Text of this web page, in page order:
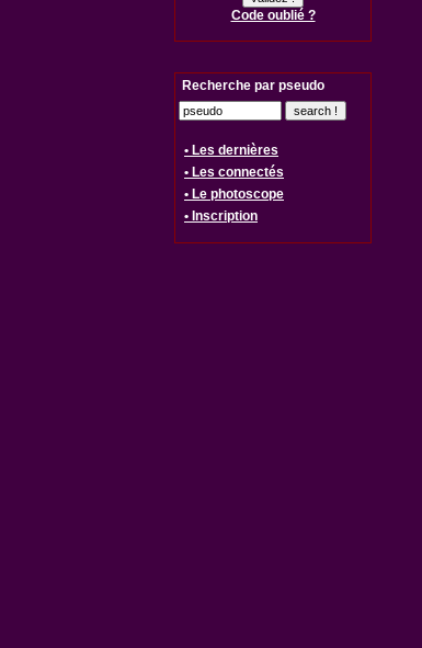
Code oublié ?
Recherche par pseudo
• Les dernières
• Les connectés
• Le photoscope
• Inscription